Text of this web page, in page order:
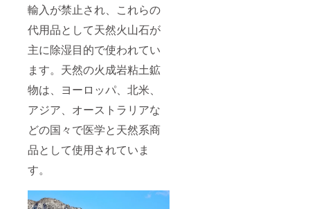
輸入が禁止され、これらの
代用品として天然火山石が
主に除湿目的で使われてい
ます。天然の火成岩粘土鉱
物は、ヨーロッパ、北米、
アジア、オーストラリアな
どの国々で医学と天然系商
品として使用されていま
す。